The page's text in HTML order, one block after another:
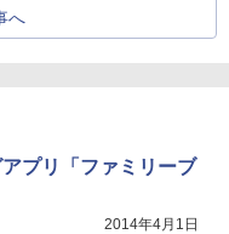
へ
プリ「ファミリーブ
2014年4月1日